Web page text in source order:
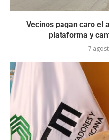
Vecinos pagan caro el
plataforma y
7